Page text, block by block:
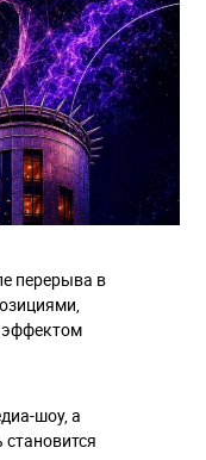
перерыва в
эффектом
шоу, а